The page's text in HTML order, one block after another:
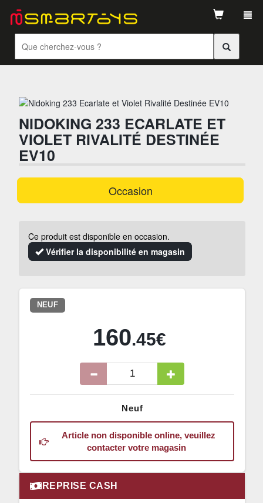
NIDOKING 233 ECARLATE ET
VIOLET RIVALITÉ DESTINÉE
EV10
Occasion
Ce produit est disponible en occasion.
Vérifier la disponibilité en magasin
NEUF
160.45€
Neuf
Article non disponible online, veuillez
contacter votre magasin
REPRISE CASH